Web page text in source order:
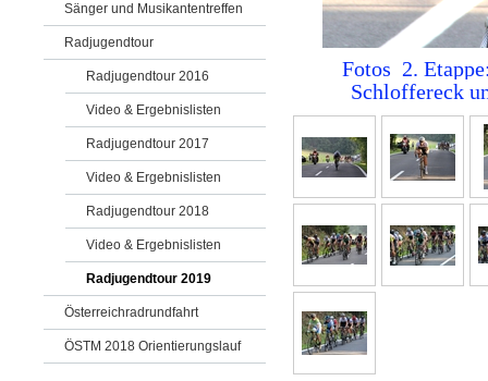
Sänger und Musikantentreffen
Radjugendtour
Radjugendtour 2016
Video & Ergebnislisten
Radjugendtour 2017
Video & Ergebnislisten
Radjugendtour 2018
Video & Ergebnislisten
Radjugendtour 2019
Österreichradrundfahrt
ÖSTM 2018 Orientierungslauf
Fotos 2.
Schloffereck